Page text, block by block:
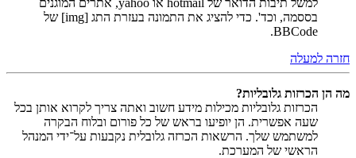
למשל תיבות הדואר של hotmail או yahoo, אתרים המוגנים
בססמה, וכד'. כדי להציג את התמונה בעזרת התג [img] של
BBCode.
חזרה למעלה
מה הן הכרזות גלובליות?
הכרזות גלובליות מכילות מידע חשוב ואתה צריך לקרוא אותן בכל
שעה אפשרית. הן יופיעו בראש של כל פורום ובלוח הבקרה
למשתמש שלך. הרשאות הכרזה גלובלית נקבעות על־ידי המנהל
הראשי של המערכת.